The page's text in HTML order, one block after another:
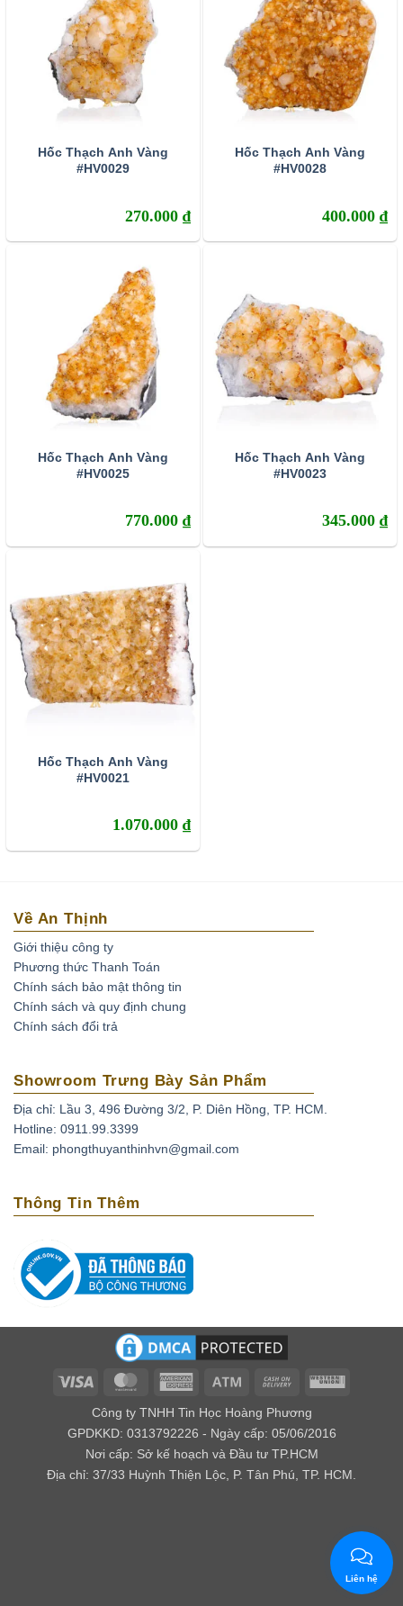
Hốc Thạch Anh Vàng
#HV0029
270.000 ₫
Hốc Thạch Anh Vàng
#HV0028
400.000 ₫
Hốc Thạch Anh Vàng
#HV0025
770.000 ₫
Hốc Thạch Anh Vàng
#HV0023
345.000 ₫
Hốc Thạch Anh Vàng
#HV0021
1.070.000 ₫
Về An Thịnh
Giới thiệu công ty
Phương thức Thanh Toán
Chính sách bảo mật thông tin
Chính sách và quy định chung
Chính sách đổi trả
Showroom Trưng Bày Sản Phẩm
Địa chỉ: Lầu 3, 496 Đường 3/2, P. Diên Hồng, TP. HCM.
Hotline: 0911.99.3399
Email: phongthuyanthinhvn@gmail.com
Thông Tin Thêm
Visa MasterCardAmerican
Atm
Cash
Delivery
Western
Công ty TNHH Tin Học Hoàng Phương
GPDKKD: 0313792226 - Ngày cấp: 05/06/2016
Nơi cấp: Sở kế hoạch và Đầu tư TP.HCM
Địa chỉ: 37/33 Huỳnh Thiện Lộc, P. Tân Phú, TP. HCM.
Liên hệ